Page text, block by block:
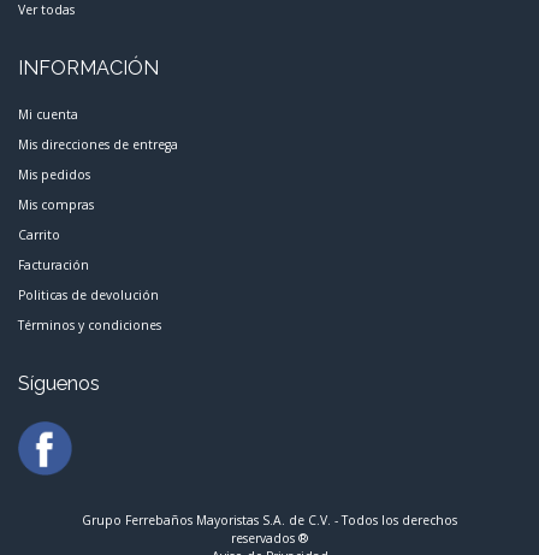
Ver todas
INFORMACIÓN
Mi cuenta
Mis direcciones de entrega
Mis pedidos
Mis compras
Carrito
Facturación
Politicas de devolución
Términos y condiciones
Síguenos
Grupo Ferrebaños Mayoristas S.A. de C.V. - Todos los derechos
reservados ®